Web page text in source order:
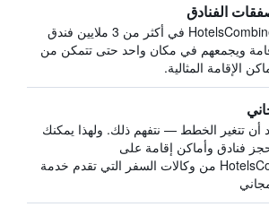
الفنادق
يبحث HotelsCombined في أكثر من 3 ملايين فندق
ويجمعهم في مكان واحد حتى تتمكن من
الإقامة المثالية.
أن تتغير الخطط — نتفهم ذلك. ولهذا يمكنك
فنادق وأماكن إقامة على
HotelsCombined من وكالات السفر التي تقدم خدمة